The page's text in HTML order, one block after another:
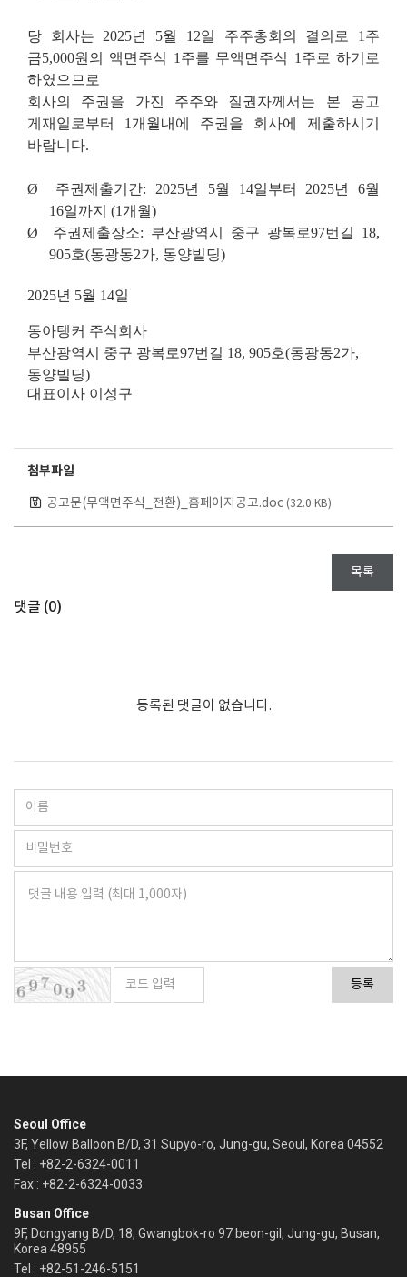
당 회사는 2025년 5월 12일 주주총회의 결의로 1 주
금5,000원의 액면주식 1 주를 무액면주식 1 주로 하기로
하였으므로
회사의
주권을 가진 주주와 질권자께서는 본
공고
게재일로부터
1 개월내에 주권을 회사에
제출하시기
바랍니다.
Ø 주권제출기간: 2025년 5월 14일부터 2025년 6월
16일까지 (1 개월)
Ø
주권제출장소: 부산광역시 중구 광복로97번길
18,
905호(동광동2가, 동양빌딩)
2025년 5월 14일
동아탱커 주식회사
부산광역시
중구 광복로97번길 18, 905호(동광동2가,
동양빌딩)
대표이사 이성구
첨부파일
공고문(무액면주식_전환)_홈페이지공고.doc (32.0 KB)
목록
댓글 (0)
등록된 댓글이 없습니다.
등록
Seoul Office
3F, Yellow Balloon B/D, 31 Supyo-ro, Jung-gu, Seoul, Korea 04552
Tel : +82-2-6324-0011
Fax : +82-2-6324-0033
Busan Office
9F, Dongyang B/D, 18, Gwangbok-ro 97 beon-gil, Jung-gu, Busan,
Korea 48955
Tel : +82-51-246-5151